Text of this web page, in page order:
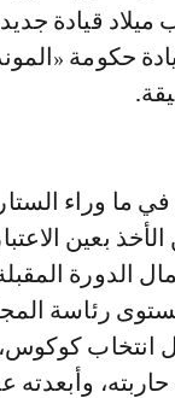
قيادة
الأول في استحقاق 2026،
ما وراء
بعين
الدورة
رئاسة
انتخاب كوكوس،